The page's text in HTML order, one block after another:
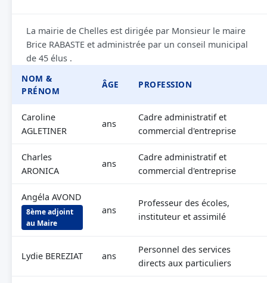
La mairie de Chelles est dirigée par Monsieur le maire
Brice RABASTE et administrée par un conseil municipal
de 45 élus .
NOM &
PRÉNOM
ÂGE PROFESSION
Caroline
AGLETINER
ans
Cadre administratif et
commercial d'entreprise
Charles
ARONICA
ans
Cadre administratif et
commercial d'entreprise
Angéla AVOND
8ème adjoint
au Maire
ans
Professeur des écoles,
instituteur et assimilé
Lydie BEREZIAT ans
Personnel des services
directs aux particuliers